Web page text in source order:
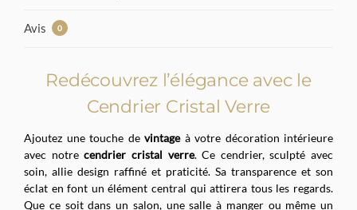
Avis 0
Redécouvrez l’élégance avec le
Cendrier Cristal Verre
Ajoutez une touche de vintageà votre décoration intérieure
avec notrecendrier cristal verre. Ce cendrier, sculpté avec
soin, allie design raffiné et praticité. Sa transparence et son
éclat en font un élément central qui attirera tous les regards.
Que ce soit dans un salon, une salle à manger ou même un